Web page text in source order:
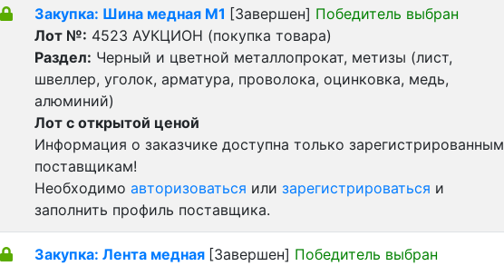
Закупка: Шина медная М1 [Завершен] Победитель выбран
Лот №: 4523 АУКЦИОН (покупка товара)
Раздел: Черный и цветной металлопрокат, метизы (лист,
швеллер, уголок, арматура, проволока, оцинковка, медь,
алюминий)
Лот с открытой ценой
Информация о заказчике доступна только зарегистрированным
поставщикам!
Необходимо авторизоваться или зарегистрироваться и
заполнить профиль поставщика.
Закупка: Лента медная [Завершен] Победитель выбран